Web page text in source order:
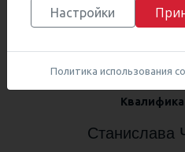
Станислава
Настройки
Политика использования